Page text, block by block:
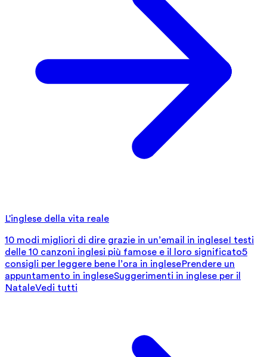
L'inglese della vita reale
10 modi migliori di dire grazie in un’email in ingleseI testi
delle 10 canzoni inglesi più famose e il loro significato5
consigli per leggere bene l’ora in inglesePrendere un
appuntamento in ingleseSuggerimenti in inglese per il
NataleVedi tutti